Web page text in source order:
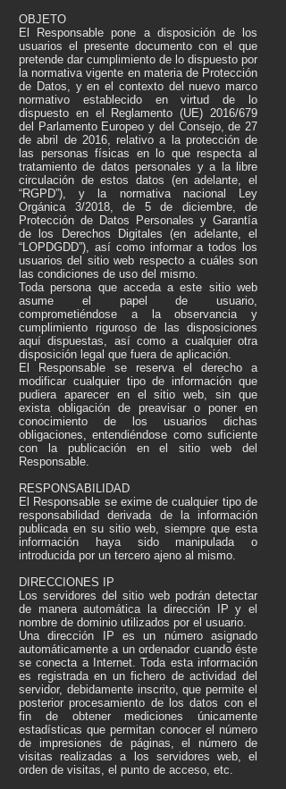
OBJETO
El Responsable pone a disposición de los
usuarios el presente documento con el que
pretende dar cumplimiento de lo dispuesto por
la normativa vigente en materia de Protección
de Datos, y en el contexto del nuevo marco
normativo establecido en virtud de lo
dispuesto en el Reglamento (UE) 2016/679
del Parlamento Europeo y del Consejo, de 27
de abril de 2016, relativo a la protección de
las personas físicas en lo que respecta al
tratamiento de datos personales y a la libre
circulación de estos datos (en adelante, el
“RGPD”), y la normativa nacional Ley
Orgánica 3/2018, de 5 de diciembre, de
Protección de Datos Personales y Garantía
de los Derechos Digitales (en adelante, el
“LOPDGDD”), así como informar a todos los
usuarios del sitio web respecto a cuáles son
las condiciones de uso del mismo.
Toda persona que acceda a este sitio web
asume el papel de usuario,
comprometiéndose a la observancia y
cumplimiento riguroso de las disposiciones
aquí dispuestas, así como a cualquier otra
disposición legal que fuera de aplicación.
El Responsable se reserva el derecho a
modificar cualquier tipo de información que
pudiera aparecer en el sitio web, sin que
exista obligación de preavisar o poner en
conocimiento de los usuarios dichas
obligaciones, entendiéndose como suficiente
con la publicación en el sitio web del
Responsable.
RESPONSABILIDAD
El Responsable se exime de cualquier tipo de
responsabilidad derivada de la información
publicada en su sitio web, siempre que esta
información haya sido manipulada o
introducida por un tercero ajeno al mismo.
DIRECCIONES IP
Los servidores del sitio web podrán detectar
de manera automática la dirección IP y el
nombre de dominio utilizados por el usuario.
Una dirección IP es un número asignado
automáticamente a un ordenador cuando éste
se conecta a Internet. Toda esta información
es registrada en un fichero de actividad del
servidor, debidamente inscrito, que permite el
posterior procesamiento de los datos con el
fin de obtener mediciones únicamente
estadísticas que permitan conocer el número
de impresiones de páginas, el número de
visitas realizadas a los servidores web, el
orden de visitas, el punto de acceso, etc.